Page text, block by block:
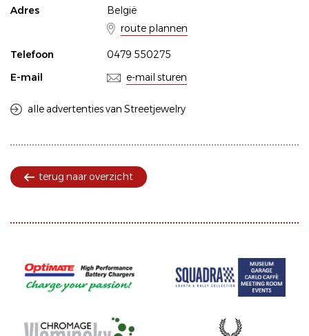
Adres
België
route plannen
Telefoon
0479 550275
E-mail
e-mail sturen
alle advertenties van Streetjewelry
terug naar overzicht